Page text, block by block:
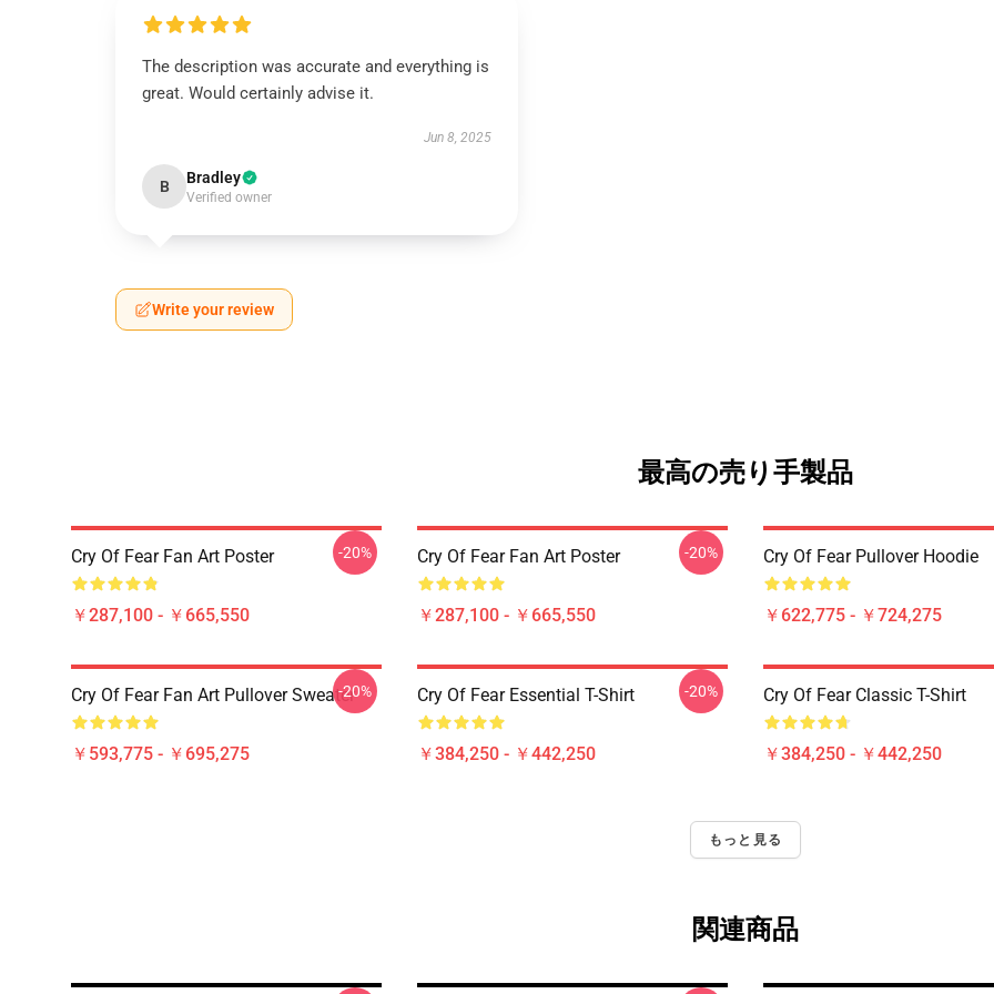
The description was accurate and everything is
great. Would certainly advise it.
Jun 8, 2025
B Bradley
Verified owner
Write your review
最高の売り手製品
Cry Of Fear Fan Art Poster
￥287,100 - ￥665,550
-20% Cry Of Fear Fan Art Poster
￥287,100 - ￥665,550
-20% Cry Of Fear Pullover Hoodie
￥622,775 - ￥724,275
Cry Of Fear Fan Art Pullover Sweater
￥593,775 - ￥695,275
-20% Cry Of Fear Essential T-Shirt
￥384,250 - ￥442,250
-20% Cry Of Fear Classic T-Shirt
￥384,250 - ￥442,250
もっと見る
関連商品